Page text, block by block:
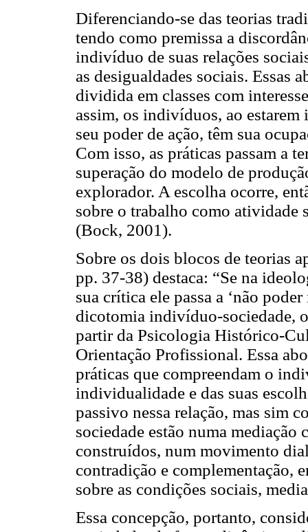
Diferenciando-se das teorias
tendo como premissa a
indivíduo de suas relações
as desigualdades sociais. Essas
dividida em classes com
assim, os indivíduos, ao
seu poder de ação, têm sua
Com isso, as práticas passam a
superação do modelo de
explorador. A escolha ocorre,
sobre o trabalho como atividade
(Bock, 2001).
Sobre os dois blocos de teorias
pp. 37-38) destaca: “Se na
sua crítica ele passa a ‘não
dicotomia indivíduo-sociedade,
partir da Psicologia Histórico-
Orientação Profissional. Essa
práticas que compreendam o
individualidade e das suas
passivo nessa relação, mas sim
sociedade estão numa
construídos, num movimento
contradição e complementação,
sobre as condições sociais,
Essa concepção, portanto,